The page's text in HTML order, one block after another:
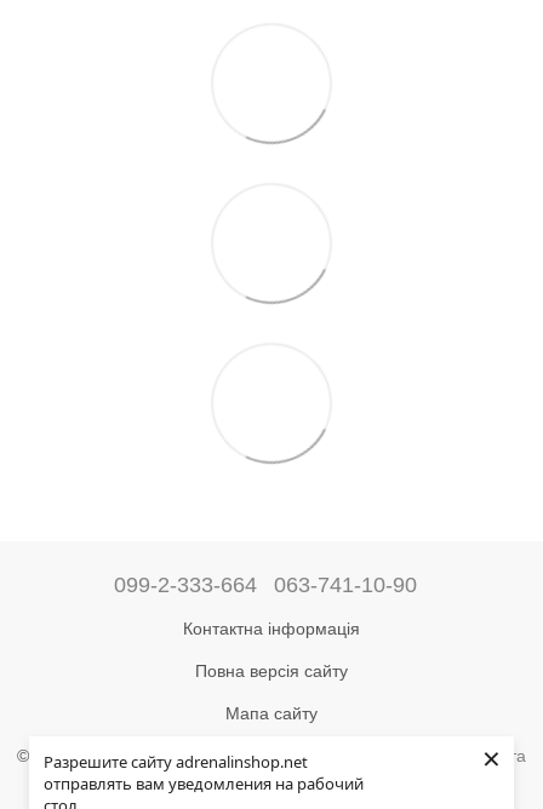
Разрешите сайту adrenalinshop.net
отправлять вам уведомления на рабочий
×
099-2-333-664 063-741-10-90
Контактна інформація
Повна версія сайту
Мапа сайту
©2004-2024 Адреналін –магазин туристичного спорядження та
товарів для активного відпочинку